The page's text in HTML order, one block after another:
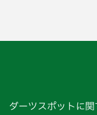
ダーツスポットに